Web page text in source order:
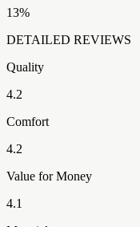
13%
DETAILED REVIEWS
Quality
4.2
Comfort
4.2
Value for Money
4.1